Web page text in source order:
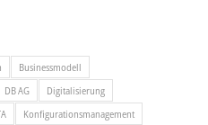
Businessmodell
DB AG
Digitalisierung
Konfigurationsmanagement